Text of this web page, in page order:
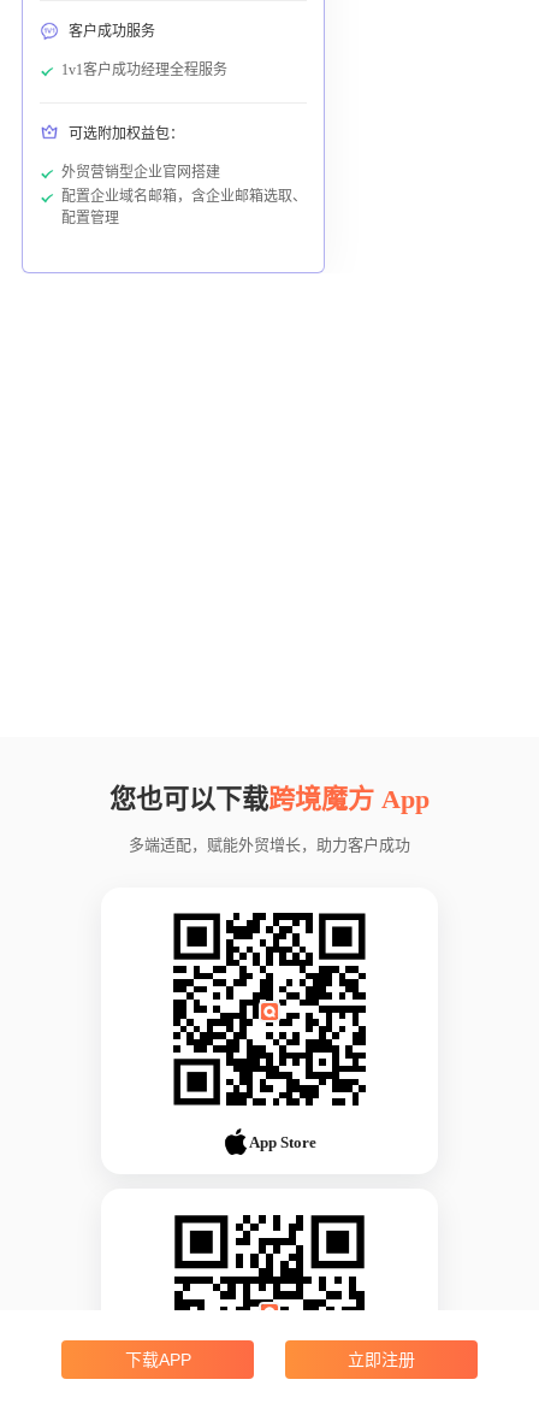
客户成功服务
1v1客户成功经理全程服务
可选附加权益包：
外贸营销型企业官网搭建
配置企业域名邮箱，含企业邮箱选取、
配置管理
您也可以下载跨境魔方 App
多端适配，赋能外贸增长，助力客户成功
App Store
下载APP 立即注册